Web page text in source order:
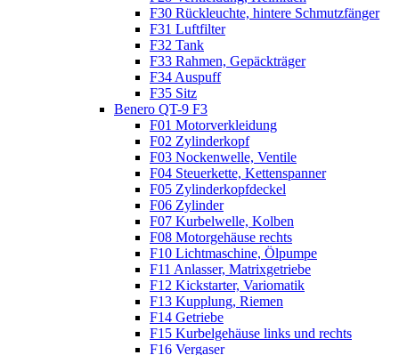
F30 Rückleuchte, hintere Schmutzfänger
F31 Luftfilter
F32 Tank
F33 Rahmen, Gepäckträger
F34 Auspuff
F35 Sitz
Benero QT-9 F3
F01 Motorverkleidung
F02 Zylinderkopf
F03 Nockenwelle, Ventile
F04 Steuerkette, Kettenspanner
F05 Zylinderkopfdeckel
F06 Zylinder
F07 Kurbelwelle, Kolben
F08 Motorgehäuse rechts
F10 Lichtmaschine, Ölpumpe
F11 Anlasser, Matrixgetriebe
F12 Kickstarter, Variomatik
F13 Kupplung, Riemen
F14 Getriebe
F15 Kurbelgehäuse links und rechts
F16 Vergaser